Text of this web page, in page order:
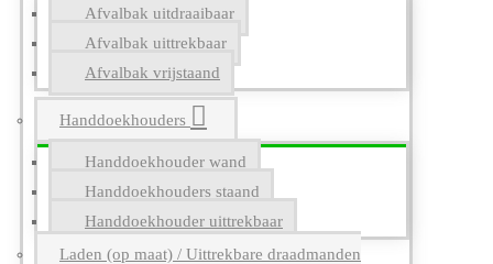
Afvalbak uitdraaibaar
Afvalbak uittrekbaar
Afvalbak vrijstaand
Handdoekhouders
Handdoekhouder wand
Handdoekhouders staand
Handdoekhouder uittrekbaar
Laden (op maat) / Uittrekbare draadmanden